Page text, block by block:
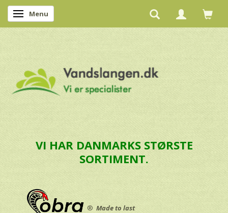
Skifte navigation
Menu
VI HAR DANMARKS STØRSTE
SORTIMENT.
® Made to last